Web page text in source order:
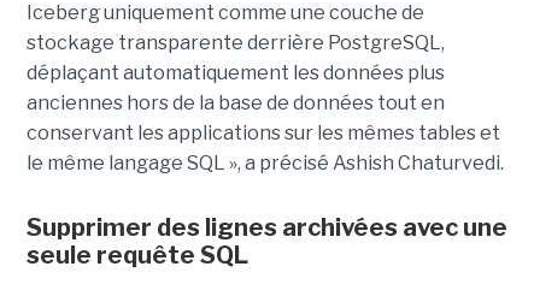
Iceberg uniquement comme une couche de
stockage transparente derrière PostgreSQL,
déplaçant automatiquement les données plus
anciennes hors de la base de données tout en
conservant les applications sur les mêmes tables et
le même langage SQL », a précisé Ashish Chaturvedi.
Supprimer des lignes archivées avec une
seule requête SQL